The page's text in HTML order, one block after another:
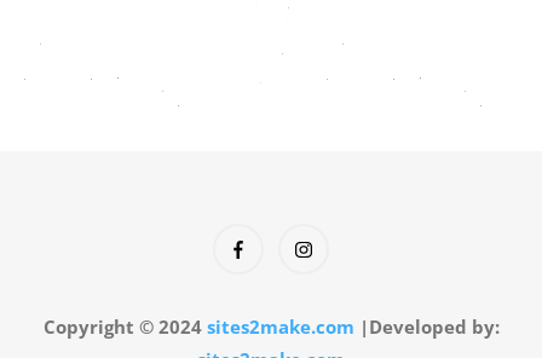
Copyright © 2024 sites2make.com |Developed by: